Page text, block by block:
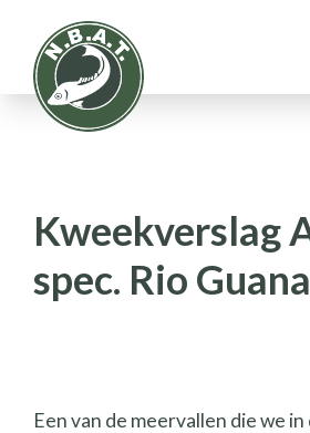
Kweekverslag
spec. Rio
Een van de meervallen die we